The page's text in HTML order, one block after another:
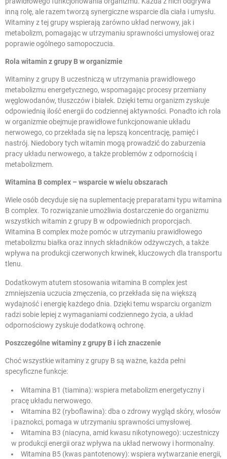
inną rolę, ale razem tworzą synergiczne wsparcie dla ciała i umysłu.
Witaminy z tej grupy wspierają zarówno układ nerwowy, jak i
metabolizm, pomagając w utrzymaniu sprawności umysłowej oraz
poprawie ogólnego samopoczucia.
Rola witamin z grupy B w organizmie
Witaminy z grupy B uczestniczą w utrzymania prawidłowego
metabolizmu energetycznego, wspomagając procesy przemiany
węglowodanów, tłuszczów i białek. Dzięki temu organizm zyskuje
odpowiednią ilość energii do codziennej aktywności. Ponadto ich rola
w organizmie obejmuje prawidłowe funkcjonowanie układu
nerwowego, co przekłada się na lepszą koncentrację, pamięć i
nastrój. Niedobory tych witamin mogą prowadzić do zaburzenia
pracy układu nerwowego, a także problemów z odpornością i
metabolizmem.
Witamina B complex – wsparcie w wielu obszarach
Wiele osób decyduje się na suplementację preparatami typu witamina
B complex. To rozwiązanie umożliwia dostarczenie do organizmu
wszystkich witamin z grupy B w odpowiednich proporcjach.
Witamina B complex może pomóc w utrzymaniu prawidłowego
metabolizmu białka oraz innych składników odżywczych, a także
wpływa na produkcji czerwonych krwinek, kluczowych dla transportu
tlenu.
Dodatkowym atutem stosowania witamina B complex jest
zmniejszenia uczucia zmęczenia, co przekłada się na większą
wydajność i energię każdego dnia. Dzięki temu wsparciu organizm
radzi sobie lepiej z wymaganiami codziennego życia, a układ
odpornościowy zyskuje dodatkową ochronę.
Poszczególne witaminy z grupy B i ich znaczenie
Choć wszystkie witaminy z grupy B są ważne, każda pełni
specyficzne funkcje:
Witamina B1 (tiamina): wspiera metabolizm energetyczny i
pracę układu nerwowego.
Witamina B2 (ryboflawina): dba o zdrowy wygląd skóry, włosów
i paznokci, pomaga w utrzymaniu sprawności umysłowej.
Witamina B3 (niacyna, amid kwasu nikotynowego): uczestniczy
w produkcji energii oraz wpływa na układ nerwowy i hormonalny.
Witamina B5 (kwas pantotenowy): wspiera wytwarzanie energii,